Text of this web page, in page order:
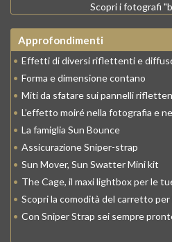
Scopri i fotografi
Approfondimenti
• Effetti di diversi riflettenti e
• Forma e dimensione contano
• Miti da sfatare sui pannelli
• L’effetto moiré nella fotografia e
• La famiglia Sun Bounce
• Assicurazione Sniper-strap
• Sun Mover, Sun Swatter Mini kit
• The Cage, il maxi lightbox per le
• Scopri la comodità del carretto
• Con Sniper Strap sei sempre